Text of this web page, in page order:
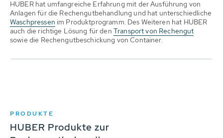
HUBER hat umfangreiche Erfahrung mit der Ausführung von
Anlagen für die Rechengutbehandlung und hat unterschiedliche
Waschpressen im Produktprogramm. Des Weiteren hat HUBER
auch die richtige Lösung für den Transport von Rechengut
sowie die Rechengutbeschickung von Container.
PRODUKTE
HUBER Produkte zur